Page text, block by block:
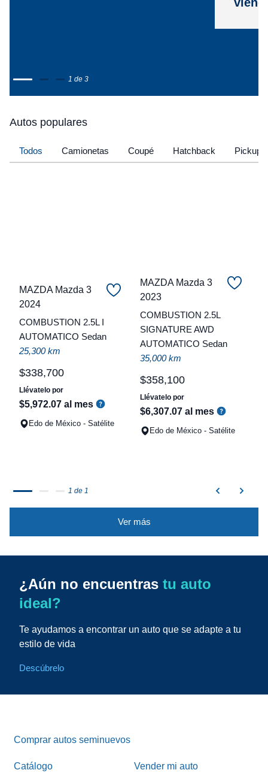
1 de 3
Autos populares
Todos Camionetas Coupé Hatchback Pickup
MAZDA Mazda 3
2024
COMBUSTION 2.5L I
AUTOMATICO Sedan
25,300 km
$338,700
Llévatelo por
$5,972.07 al mes
Edo de México - Satélite
MAZDA Mazda 3
2023
COMBUSTION 2.5L
SIGNATURE AWD
AUTOMATICO Sedan
35,000 km
$358,100
Llévatelo por
$6,307.07 al mes
Edo de México - Satélite
1 de 1
Ver más
¿Aún no encuentras tu auto
ideal?
Te ayudamos a encontrar un auto que se adapte a tu
estilo de vida
Descúbrelo
Comprar autos seminuevos
Catálogo Vender mi auto